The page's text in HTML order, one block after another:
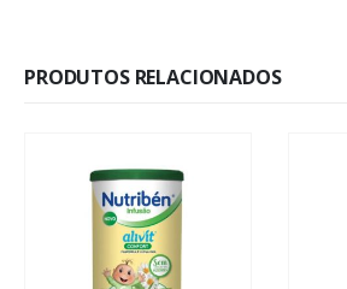
PRODUTOS RELACIONADOS